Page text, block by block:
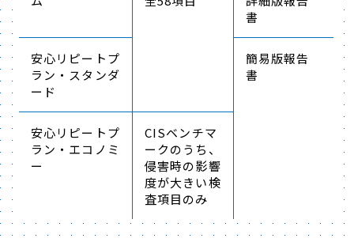
書
安心リピートプ
ラン・スタンダ
ード
簡易版報告
書
安心リピートプ
ラン・エコノミ
ー
CISベンチマ
ークのうち、
侵害時の影響
度が大きい検
査項目のみ